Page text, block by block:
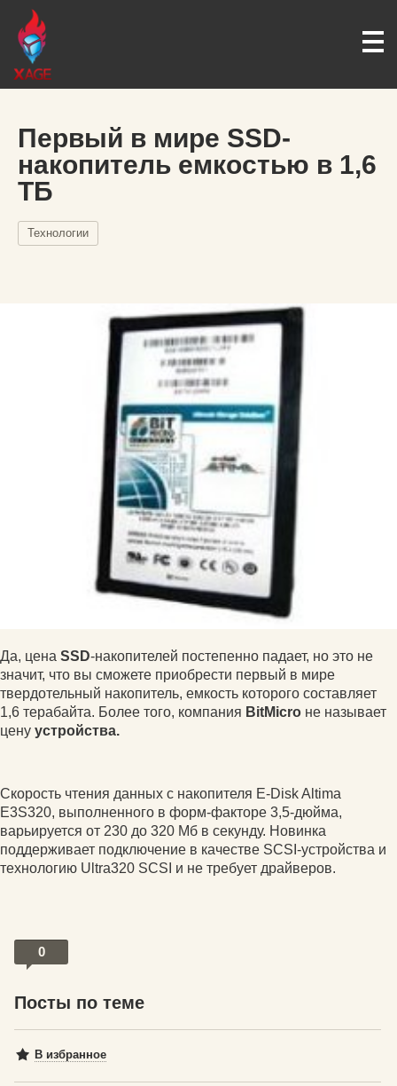
Первый в мире SSD-
накопитель емкостью в 1,6
ТБ
Технологии
Да, цена SSD-накопителей постепенно падает, но это не
значит, что вы сможете приобрести первый в мире
твердотельный накопитель, емкость которого составляет
1,6 терабайта. Более того, компания BitMicro не называет
цену устройства.
Скорость чтения данных с накопителя E-Disk Altima
E3S320, выполненного в форм-факторе 3,5-дюйма,
варьируется от 230 до 320 Мб в секунду. Новинка
поддерживает подключение в качестве SCSI-устройства и
технологию Ultra320 SCSI и не требует драйверов.
0
Посты по теме
В избранное